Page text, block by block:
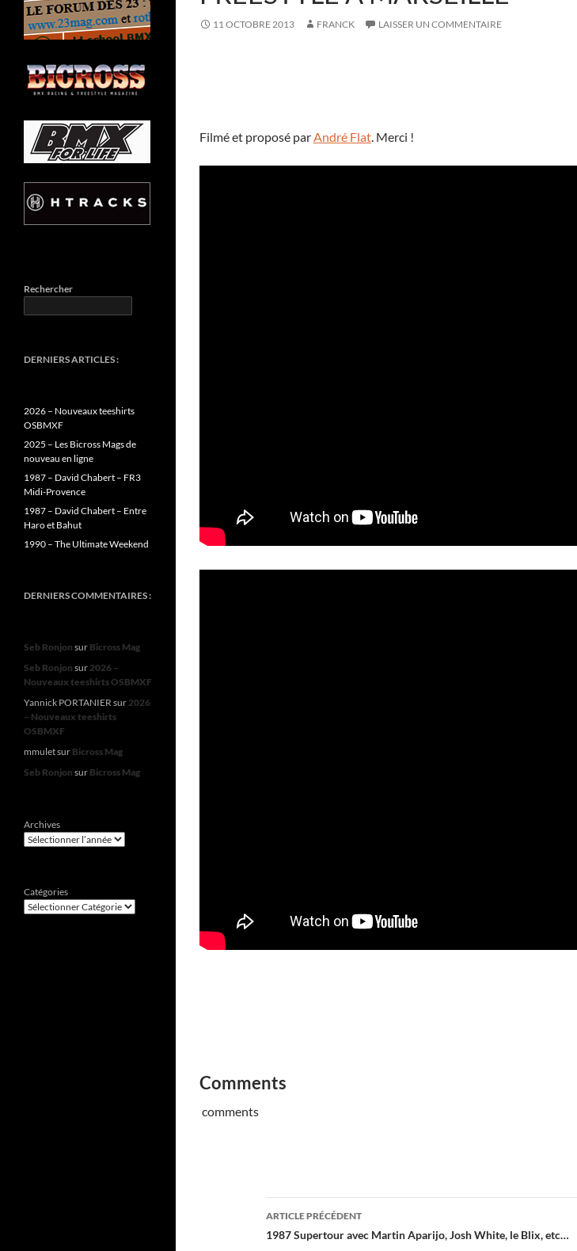
11 OCTOBRE 2013 FRANCK LAISSER UN COMMENTAIRE
Filmé et proposé parAndré Flat. Merci !
Comments
comments
Navigation
des
ARTICLE PRÉCÉDENT
1987 Supertour avec Martin Aparijo, Josh White, le Blix, etc…
Rechercher
DERNIERS ARTICLES :
2026 – Nouveaux teeshirts
OSBMXF
2025 – Les Bicross Mags de
nouveau en ligne
1987 – David Chabert – FR3
Midi-Provence
1987 – David Chabert – Entre
Haro et Bahut
1990 – The Ultimate Weekend
DERNIERS COMMENTAIRES :
Seb Ronjon sur Bicross Mag
Seb Ronjon sur2026 –
Nouveaux teeshirts OSBMXF
Yannick PORTANIERsur2026
– Nouveaux teeshirts
OSBMXF
mmuletsur Bicross Mag
Seb Ronjon sur Bicross Mag
Archives
Catégories